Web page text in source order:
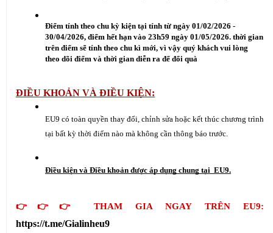
Điểm tính theo chu kỳ kiện tại tính từ ngày 01/02/2026 -
30/04/2026, điểm hết hạn vào 23h59 ngày 01/05/2026. thời gian
trên điểm sẽ tính theo chu kì mới, vì vậy quý khách vui lòng
theo dõi điểm và thời gian diễn ra để đổi quà
ĐIỀU KHOẢN VÀ ĐIỀU KIỆN:
EU9 có toàn quyền thay đổi, chỉnh sửa hoặc kết thúc chương trình
tại bất kỳ thời điểm nào mà không cần thông báo trước.
Điều kiện và Điều khoản được áp dụng chung tại  EU9.
https://t.me/Gialinheu9